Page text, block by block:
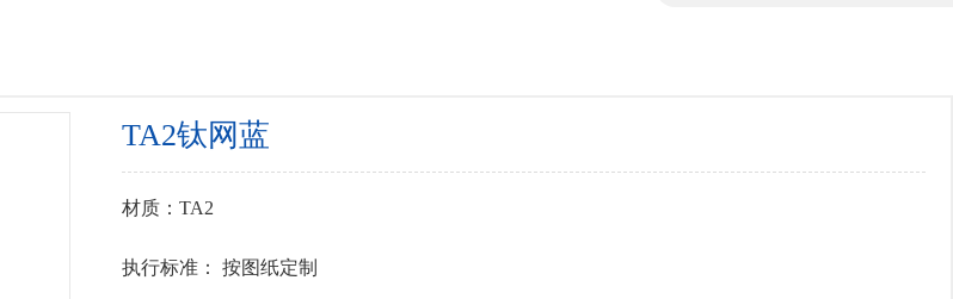
TA2钛网蓝
材质：TA2
执行标准： 按图纸定制